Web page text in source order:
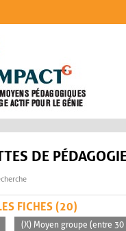
DE
FICHES (20)
(X) Moyen groupe (entre